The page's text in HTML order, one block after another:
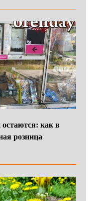
как в
розница